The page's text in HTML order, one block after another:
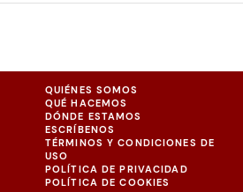
QUIÉNES SOMOS
QUÉ HACEMOS
DÓNDE ESTAMOS
ESCRÍBENOS
TÉRMINOS Y CONDICIONES DE
USO
POLÍTICA DE PRIVACIDAD
POLÍTICA DE COOKIES